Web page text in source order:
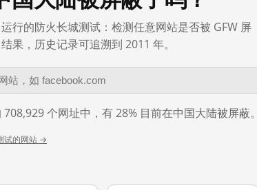
行的防火长城测试：检测任意网站是否被 GFW 屏
果，历史记录可追溯到 2011 年。
个网址中，有 28% 目前在中国大陆被屏蔽。
试的网站 →